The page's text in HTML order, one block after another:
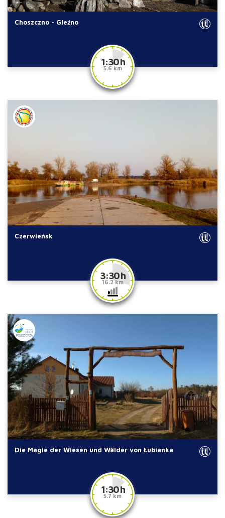
Choszczno - Gleźno
1:30 h
5.6 km
Czerwieńsk
3:30 h
16.2 km
Die Magie der Wiesen und Wälder von Łubianka
1:30 h
5.7 km